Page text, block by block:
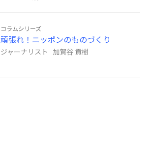
コラムシリーズ
頑張れ！ニッポンのものづくり
ジャーナリスト 加賀谷 貢樹